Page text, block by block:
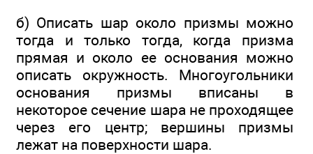
б) Описать шар около призмы можно
тогда и только тогда, когда призма
прямая и около ее основания можно
описать окружность. Многоугольники
основания призмы вписаны в
некоторое сечение шара не проходящее
через его центр; вершины призмы
лежат на поверхности шара.